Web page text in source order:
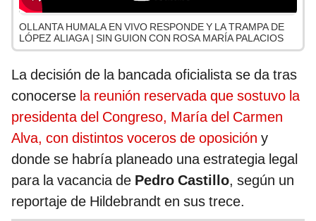
OLLANTA HUMALA EN VIVO RESPONDE Y LA TRAMPA DE
LÓPEZ ALIAGA | SIN GUION CON ROSA MARÍA PALACIOS
La decisión de la bancada oficialista se da tras
conocerse la reunión reservada que sostuvo la
presidenta del Congreso, María del Carmen
Alva, con distintos voceros de oposición y
donde se habría planeado una estrategia legal
para la vacancia de Pedro Castillo, según un
reportaje de Hildebrandt en sus trece.